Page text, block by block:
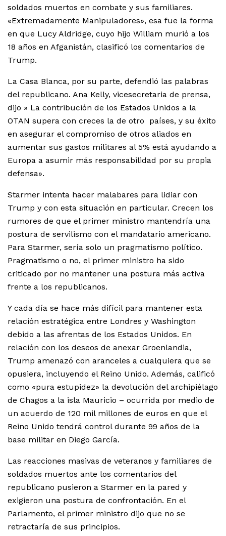
soldados muertos en combate y sus familiares.
«Extremadamente Manipuladores», esa fue la forma
en que Lucy Aldridge, cuyo hijo William murió a los
18 años en Afganistán, clasificó los comentarios de
Trump.
La Casa Blanca, por su parte, defendió las palabras
del republicano. Ana Kelly, vicesecretaria de prensa,
dijo » La contribución de los Estados Unidos a la
OTAN supera con creces la de otro países, y su éxito
en asegurar el compromiso de otros aliados en
aumentar sus gastos militares al 5% está ayudando a
Europa a asumir más responsabilidad por su propia
defensa».
Starmer intenta hacer malabares para lidiar con
Trump y con esta situación en particular. Crecen los
rumores de que el primer ministro mantendría una
postura de servilismo con el mandatario americano.
Para Starmer, sería solo un pragmatismo político.
Pragmatismo o no, el primer ministro ha sido
criticado por no mantener una postura más activa
frente a los republicanos.
Y cada día se hace más difícil para mantener esta
relación estratégica entre Londres y Washington
debido a las afrentas de los Estados Unidos. En
relación con los deseos de anexar Groenlandia,
Trump amenazó con aranceles a cualquiera que se
opusiera, incluyendo el Reino Unido. Además, calificó
como «pura estupidez» la devolución del archipiélago
de Chagos a la isla Mauricio – ocurrida por medio de
un acuerdo de 120 mil millones de euros en que el
Reino Unido tendrá control durante 99 años de la
base militar en Diego García.
Las reacciones masivas de veteranos y familiares de
soldados muertos ante los comentarios del
republicano pusieron a Starmer en la pared y
exigieron una postura de confrontación. En el
Parlamento, el primer ministro dijo que no se
retractaría de sus principios.